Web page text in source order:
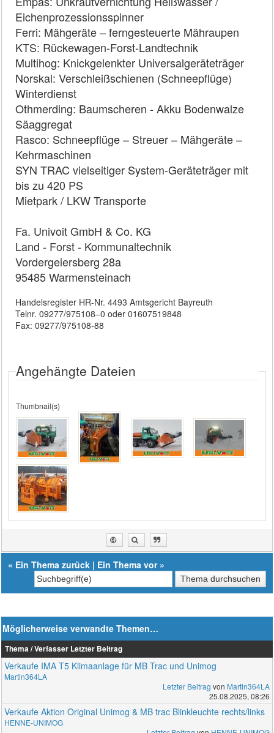
Eichenprozessionsspinner
Ferri: Mähgeräte – ferngesteuerte Mähraupen
KTS: Rückewagen-Forst-Landtechnik
Multihog: Knickgelenkter Universalgeräteträger
Norskal: Verschleißschienen (Schneepflüge)
Winterdienst
Othmerding: Baumscheren - Akku Bodenwalze
Säaggregat
Rasco: Schneepflüge – Streuer – Mähgeräte –
Kehrmaschinen
SYN TRAC vielseitiger System-Geräteträger mit
bis zu 420 PS
Mietpark / LKW Transporte
Fa. Univoit GmbH & Co. KG
Land - Forst - Kommunaltechnik
Vordergeiersberg 28a
95485 Warmensteinach
Handelsregister HR-Nr. 4493 Amtsgericht Bayreuth
Telnr. 09277/975108–0 oder 01607519848
Fax: 09277/975108-88
Angehängte Dateien
Thumbnail(s)
« Ein Thema zurück | Ein Thema vor»
Möglicherweise verwandte Themen…
Thema / Verfasser Letzter Beitrag
Verkaufe IMA T5 Klimaanlage für MB Trac und Unimog
Martin364LA
Letzter Beitrag von Martin364LA
25.08.2025, 08:26
Verkaufe Aktion Original Unimog & MB trac Blinkleuchte rechts/links
HENNE-UNIMOG